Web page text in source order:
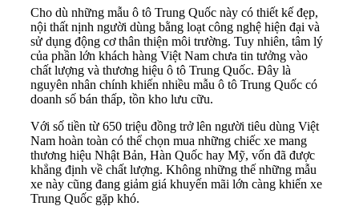
Cho dù những mẫu ô tô Trung Quốc này có thiết kế đẹp,
nội thất nịnh người dùng bằng loạt công nghệ hiện đại và
sử dụng động cơ thân thiện môi trường. Tuy nhiên, tâm lý
của phần lớn khách hàng Việt Nam chưa tin tưởng vào
chất lượng và thương hiệu ô tô Trung Quốc. Đây là
nguyên nhân chính khiến nhiều mẫu ô tô Trung Quốc có
doanh số bán thấp, tồn kho lưu cữu.
Với số tiền từ 650 triệu đồng trở lên người tiêu dùng Việt
Nam hoàn toàn có thể chọn mua những chiếc xe mang
thương hiệu Nhật Bản, Hàn Quốc hay Mỹ, vốn đã được
khẳng định về chất lượng. Không những thế những mẫu
xe này cũng đang giảm giá khuyến mãi lớn càng khiến xe
Trung Quốc gặp khó.